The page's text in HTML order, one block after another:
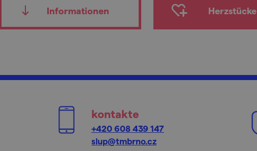
Informationen Herzstücke
kontakte
+420 608 439 147
slup@tmbrno.cz